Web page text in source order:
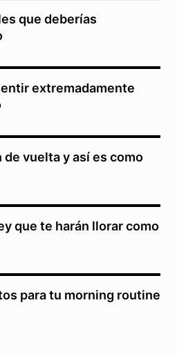
que deberías
extremadamente
de vuelta y así es como
que te harán llorar como
para tu morning routine